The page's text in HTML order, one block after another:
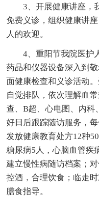
3、开展健康讲座，
免费义诊，组织健康讲
人的欢迎。
4、重阳节我院医护
药品和仪器设备深入到
面健康检查和义诊活动
自觉排队，依次理解血
查、B超、心电图、内科
好日后跟踪随访服务，
发放健康教育处方12种
糖尿病5人，心脑血管疾
建立慢性病随访档案；
控酒，合理饮食；临走
膳食指导。